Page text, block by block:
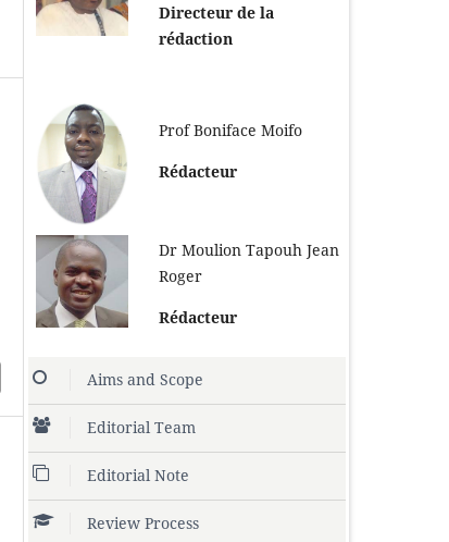
Directeur de la
rédaction
Prof Boniface Moifo
Rédacteur
Dr Moulion Tapouh Jean
Roger
Rédacteur
Aims and Scope
Editorial Team
Editorial Note
Review Process